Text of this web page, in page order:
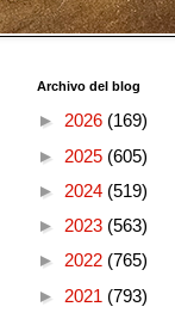
Archivo del blog
► 2026 (169)
► 2025 (605)
► 2024 (519)
► 2023 (563)
► 2022 (765)
► 2021 (793)